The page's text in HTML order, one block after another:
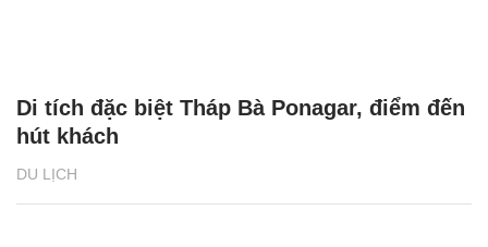
DU LỊCH
Di tích đặc biệt Tháp Bà Ponagar, điểm đến
hút khách